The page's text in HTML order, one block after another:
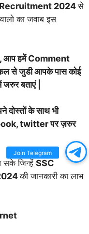
2024से
का जवाब इस
आप हमें Comment
से जुडी आपके पास कोई
जरुर बताएं |
दोस्तों के साथ भी
twitter पर ज़रुर
सके जिन्हें SSC
की जानकारी का लाभ
Join Telegram